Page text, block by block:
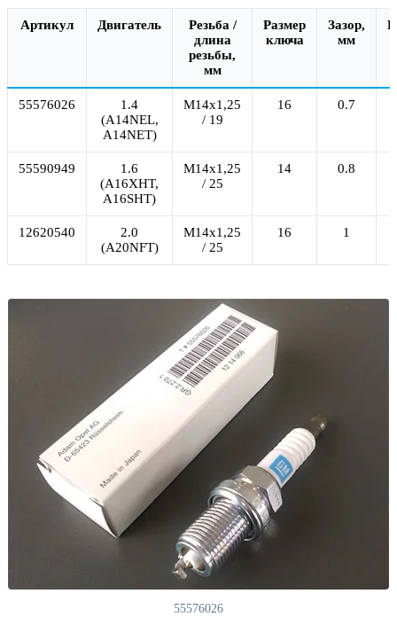
Артикул Двигатель
Резьба /
длина
резьбы,
мм
Размер
ключа
Зазор,
мм
55576026
1.4
(A14NEL,
A14NET)
M14x1,25
/ 19
16 0.7
55590949
1.6
(A16XHT,
A16SHT)
М14x1,25
/ 25
14 0.8
12620540
2.0
(A20NFT)
М14x1,25
/ 25
16 1
55576026